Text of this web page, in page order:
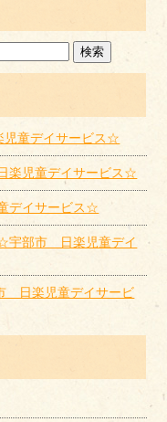
童デイサービス☆
楽児童デイサービス☆
イサービス☆